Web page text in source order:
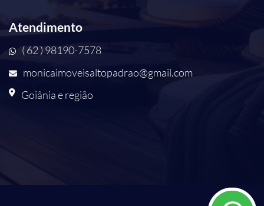
Atendimento
( 62 ) 98190-7578
monicaimoveisaltopadrao@gmail.com
Goiânia e região